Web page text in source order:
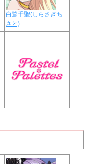
白鷺千聖(しらさぎち
さと)